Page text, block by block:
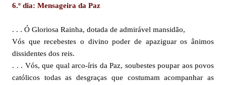
6.º dia: Mensageira da Paz
. . . Ó Gloriosa Rainha, dotada de admirável mansidão,
Vós que recebestes o divino poder de apaziguar os ânimos
dissidentes dos reis.
. . . Vós, que qual arco-íris da Paz, soubestes poupar aos povos
católicos todas as desgraças que costumam acompanhar as